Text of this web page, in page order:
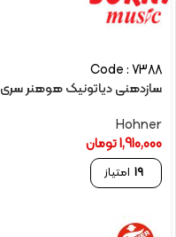
Code : 7388
سازدهنی دیاتونیک هوهنر سری happy color M5154 (قرمز)
Hohner
1,910,000تومان
19 امتیاز